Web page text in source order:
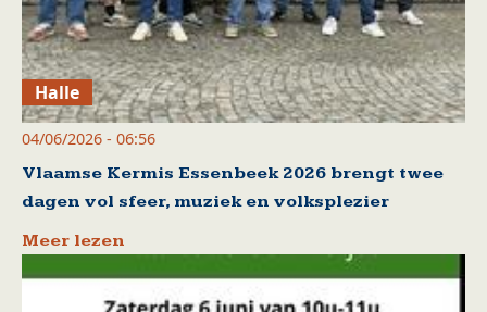
Halle
04/06/2026 - 06:56
Vlaamse Kermis Essenbeek 2026 brengt twee
dagen vol sfeer, muziek en volksplezier
Meer lezen